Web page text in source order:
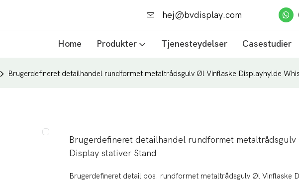
hej@bvdisplay.com
Home Produkter Tjenesteydelser Casestudier
Brugerdefineret detailhandel rundformet metaltrådsgulv Øl Vinflaske Displayhylde
Brugerdefineret detailhandel rundformet
Display stativer Stand
Brugerdefineret detail pos. rundformet metaltrådsgulv Øl Vinflaske